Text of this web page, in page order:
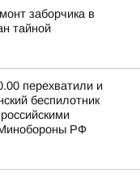
заборчика в
тайной
перехватили и
беспилотник
РФ